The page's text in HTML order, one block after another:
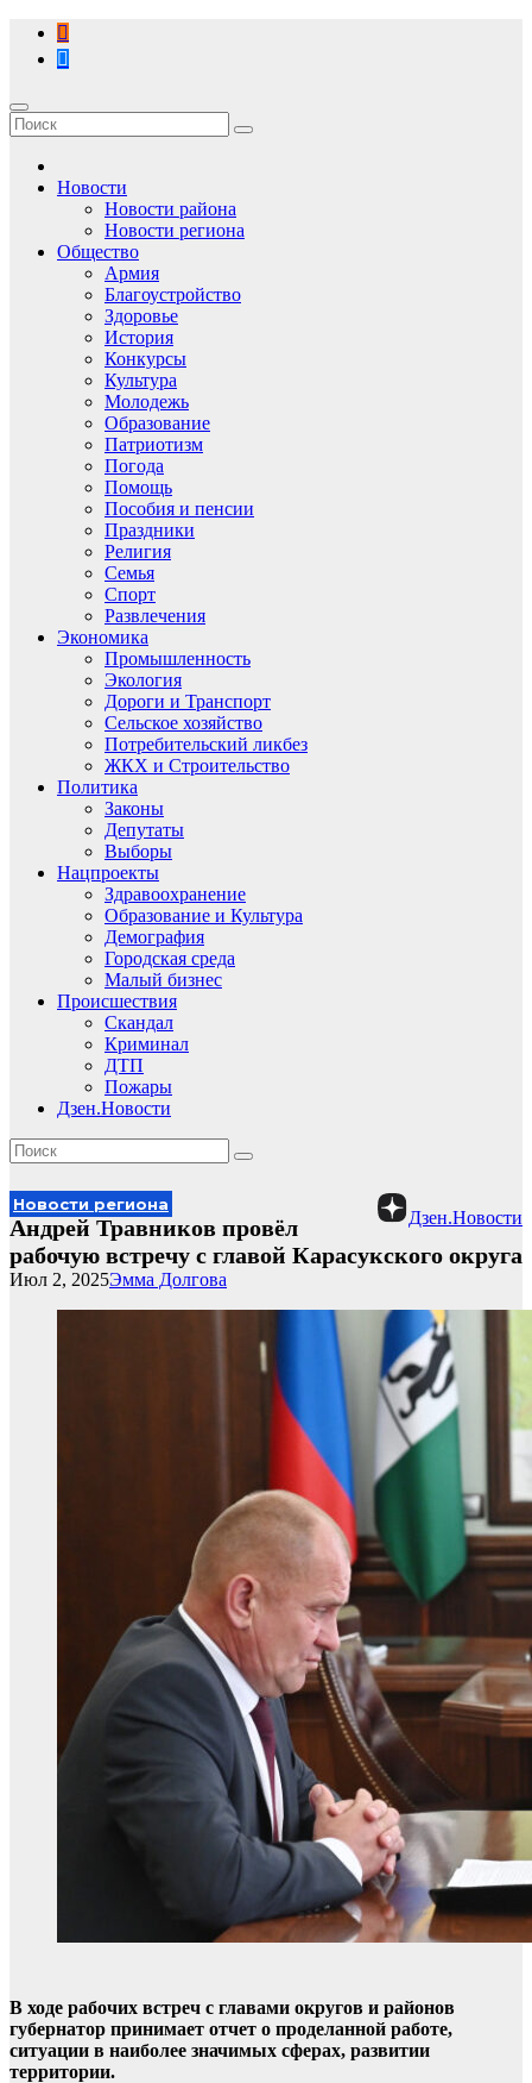
Перейти
содержимому
Новости
Новости района
Новости региона
Общество
Армия
Благоустройство
Здоровье
История
Конкурсы
Культура
Молодежь
Образование
Патриотизм
Погода
Помощь
Пособия и пенсии
Праздники
Религия
Семья
Спорт
Развлечения
Экономика
Промышленность
Экология
Дороги и Транспорт
Сельское хозяйство
Потребительский ликбез
ЖКХ и Строительство
Политика
Законы
Депутаты
Выборы
Нацпроекты
Здравоохранение
Образование и Культура
Демография
Городская среда
Малый бизнес
Происшествия
Скандал
Криминал
ДТП
Пожары
Дзен.Новости
Дзен.Новости
Новости региона
Андрей Травников провёл
рабочую встречу с главой Карасукского округа
Эмма Долгова
Июл 2, 2025
В ходе рабочих встреч с главами округов и районов
губернатор принимает отчет о проделанной работе,
ситуации в наиболее значимых сферах, развитии
территории.